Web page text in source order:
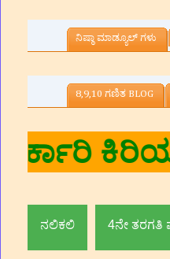
ನಿಷ್ಠಾ ಮಾಡ್ಯೂಲ್ ಗಳು
8,9,10 ಗಣಿತ BLOG
,ಸಹ
ನಲಿಕಲಿ 4ನೇ ತರಗತಿ